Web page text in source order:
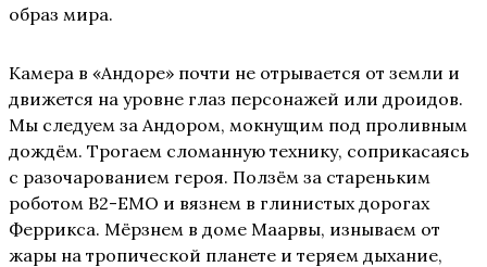
образ мира.
Камера в «Андоре» почти не отрывается от земли и
движется на уровне глаз персонажей или дроидов.
Мы следуем за Андором, мокнущим под проливным
дождём. Трогаем сломанную технику, соприкасаясь
с разочарованием героя. Ползём за стареньким
роботом B2-EMO и вязнем в глинистых дорогах
Феррикса. Мёрзнем в доме Маарвы, изнываем от
жары на тропической планете и теряем дыхание,